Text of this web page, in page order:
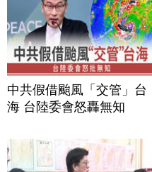
中共假借颱風「交管」台
海 台陸委會怒轟無知